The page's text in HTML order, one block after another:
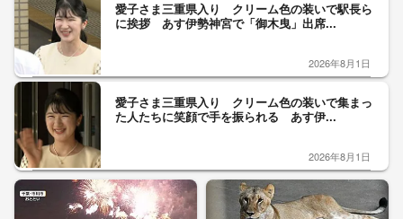
愛子さま三重県入り クリーム色の装いで駅長ら
に挨拶 あす伊勢神宮で「御木曳」出席...
2026年8月1日
愛子さま三重県入り クリーム色の装いで集まっ
た人たちに笑顔で手を振られる あす伊...
2026年8月1日